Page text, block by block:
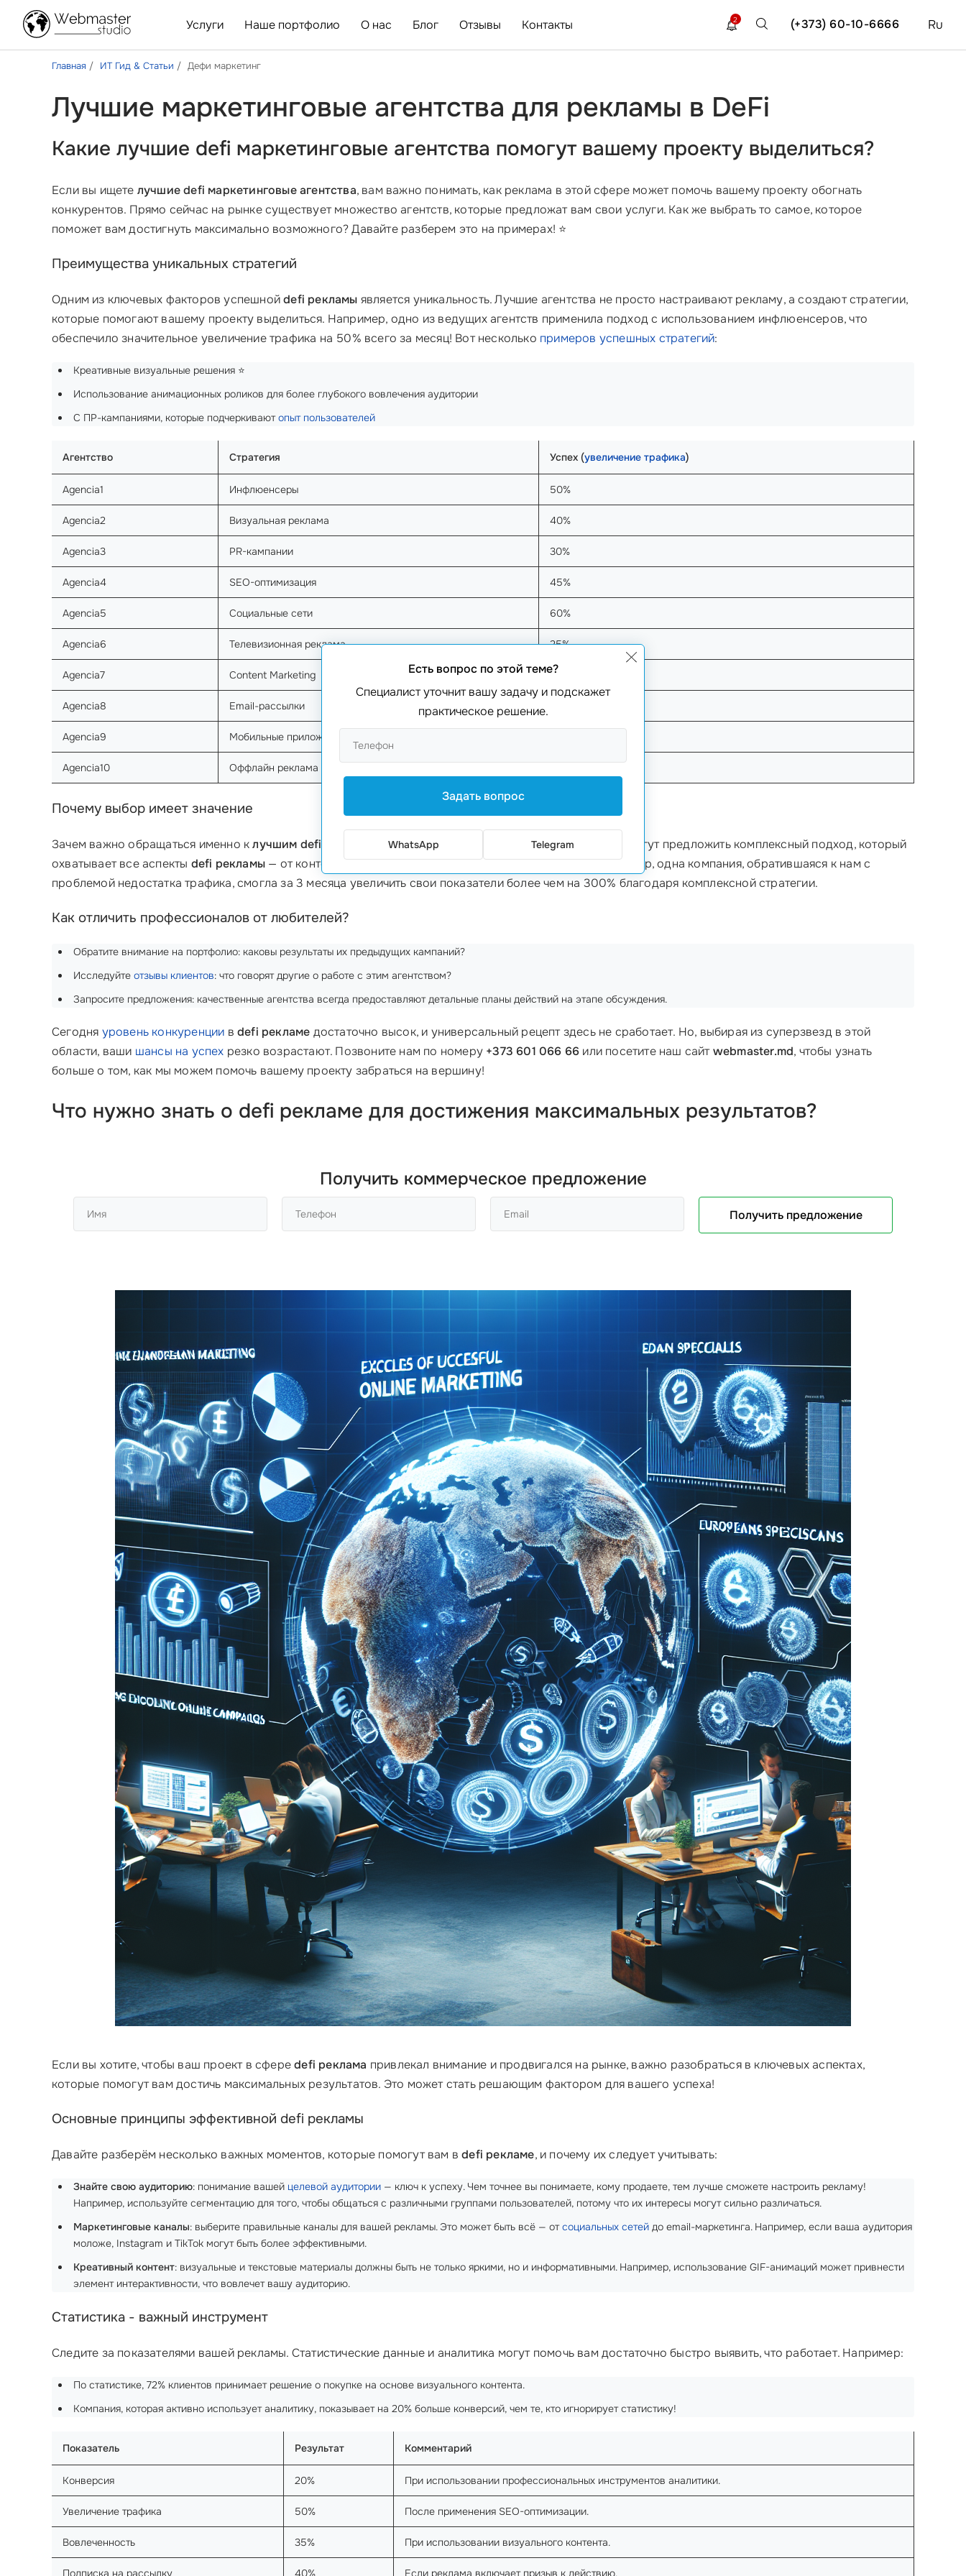
Услуги Наше портфолио О нас Блог Отзывы Контакты Ru
(+373) 60-10-6666
2
Главная ИТ Гид & Статьи Дефи маркетинг
Лучшие маркетинговые агентства для рекламы в DeFi
Какие лучшие defi маркетинговые агентства помогут вашему проекту выделиться?
Если вы ищете лучшие defi маркетинговые агентства, вам важно понимать, как реклама в этой сфере может помочь вашему проекту обогнать
конкурентов. Прямо сейчас на рынке существует множество агентств, которые предложат вам свои услуги. Как же выбрать то самое, которое
поможет вам достигнуть максимально возможного? Давайте разберем это на примерах! ⭐
Преимущества уникальных стратегий
Одним из ключевых факторов успешнойdefi рекламы является уникальность. Лучшие агентства не просто настраивают рекламу, а создают стратегии,
которые помогают вашему проекту выделиться. Например, одно из ведущих агентств применила подход с использованием инфлюенсеров, что
обеспечило значительное увеличение трафика на 50% всего за месяц! Вот несколько примеров успешных стратегий:
Креативные визуальные решения ⭐
Использование анимационных роликов для более глубокого вовлечения аудитории
С ПР-кампаниями, которые подчеркиваютопыт пользователей
Агентство Стратегия Успех (увеличение трафика)
Agencia1 Инфлюенсеры 50%
Agencia2 Визуальная реклама 40%
Agencia3 PR-кампании 30%
Agencia4 SEO-оптимизация 45%
Agencia5 Социальные сети 60%
Agencia6 Телевизионная реклама 25%
Agencia7 Content Marketing 55%
Agencia8 Email-рассылки
Agencia9 Мобильные приложения
Agencia10 Оффлайн реклама
Почему выбор имеет значение
Зачем важно обращаться именно клучшим defi маркетинговым агентствам
? Все просто! Только они могут предложить комплексный подход, который
охватывает все аспекты defi рекламы — от контент-маркетинга дотехнической поддержки. Так, например, одна компания, обратившаяся к нам с
проблемой недостатка трафика, смогла за 3 месяца увеличить свои показатели более чем на 300% благодаря комплексной стратегии.
Как отличить профессионалов от любителей?
Обратите внимание на портфолио: каковы результаты их предыдущих кампаний?
Исследуйте отзывы клиентов: что говорят другие о работе с этим агентством?
Запросите предложения: качественные агентства всегда предоставляют детальные планы действий на этапе обсуждения.
Сегодня уровень конкуренции вdefi рекламе достаточно высок, и универсальный рецепт здесь не сработает. Но, выбирая из суперзвезд в этой
области, ваши шансы на успех резко возрастают. Позвоните нам по номеру +373 601 066 66 или посетите наш сайтwebmaster.md, чтобы узнать
больше о том, как мы можем помочь вашему проекту забраться на вершину!
Что нужно знать о defi рекламе для достижения максимальных результатов?
Получить коммерческое предложение
Получить предложение
Если вы хотите, чтобы ваш проект в сфереdefi реклама привлекал внимание и продвигался на рынке, важно разобраться в ключевых аспектах,
которые помогут вам достичь максимальных результатов. Это может стать решающим фактором для вашего успеха!
Основные принципы эффективной defi рекламы
Давайте разберём несколько важных моментов, которые помогут вам вdefi рекламе, и почему их следует учитывать:
Знайте свою аудиторию: понимание вашей целевой аудитории — ключ к успеху. Чем точнее вы понимаете, кому продаете, тем лучше сможете настроить рекламу!
Например, используйте сегментацию для того, чтобы общаться с различными группами пользователей, потому что их интересы могут сильно различаться.
Маркетинговые каналы: выберите правильные каналы для вашей рекламы. Это может быть всё — отсоциальных сетей до email-маркетинга. Например, если ваша аудитория
моложе, Instagram и TikTok могут быть более эффективными.
Креативный контент: визуальные и текстовые материалы должны быть не только яркими, но и информативными. Например, использование GIF-анимаций может привнести
элемент интерактивности, что вовлечет вашу аудиторию.
Статистика - важный инструмент
Следите за показателями вашей рекламы. Статистические данные и аналитика могут помочь вам достаточно быстро выявить, что работает. Например:
По статистике, 72% клиентов принимает решение о покупке на основе визуального контента.
Компания, которая активно использует аналитику, показывает на 20% больше конверсий, чем те, кто игнорирует статистику!
Показатель Результат Комментарий
Конверсия 20% При использовании профессиональных инструментов аналитики.
Увеличение трафика 50% После применения SEO-оптимизации.
Вовлеченность 35% При использовании визуального контента.
Подписка на рассылку 40% Если реклама включает призыв к действию.
Есть вопрос по этой теме?
Специалист уточнит вашу задачу и подскажет
практическое решение.
Задать вопрос
WhatsApp Telegram